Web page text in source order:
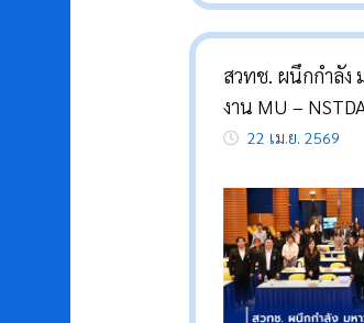
สวทช. ผนึกกำลัง
งาน MU –
สร้างเครือข่ายวิจัย
ไทยสู่ผลลัพธ์ที่จับ
22 เม.ย. 2569